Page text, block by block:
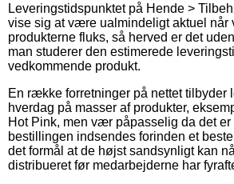
Leveringstidspunktet på Hende >
vise sig at være ualmindeligt aktuel når
produkterne fluks, så herved er det
man studerer den estimerede
vedkommende produkt.
En række forretninger på nettet tilbyder
hverdag på masser af produkter,
Hot Pink, men vær påpasselig da det er
bestillingen indsendes forinden et
det formål at de højst sandsynligt kan
distribueret før medarbejderne har